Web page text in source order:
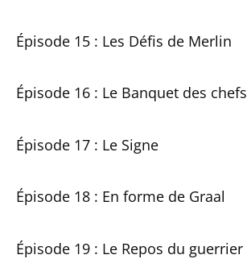
Épisode 15 : Les Défis de Merlin
Épisode 16 : Le Banquet des chefs
Épisode 17 : Le Signe
Épisode 18 : En forme de Graal
Épisode 19 : Le Repos du guerrier